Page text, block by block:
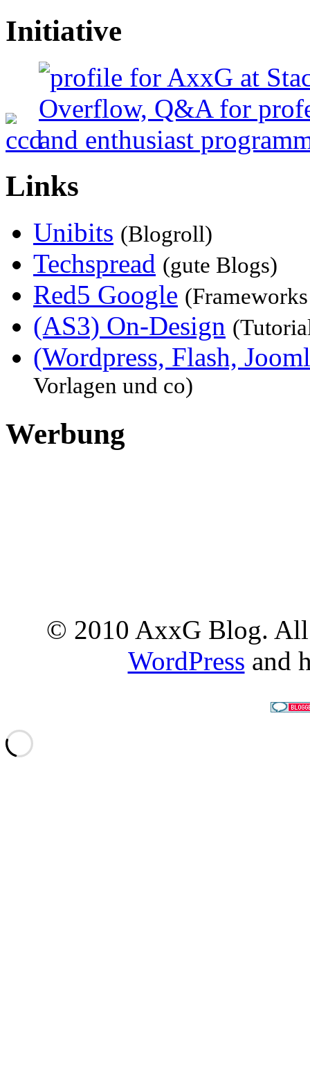
Initiative
Links
Unibits (Blogroll)
Techspread (gute Blogs)
Red5 Google
(AS3) On-Design
(Wordpress, Flash,
Vorlagen und co)
Werbung
© 2010 AxxG Blog. All
WordPress and